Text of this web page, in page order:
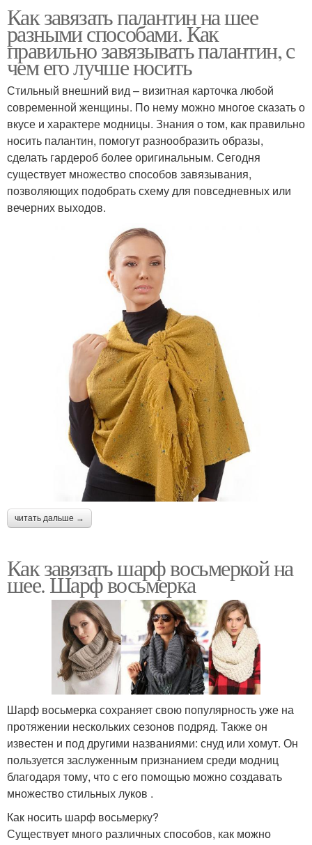
Как завязать палантин на шее
разными способами. Как
правильно завязывать палантин, с
чем его лучше носить
Стильный внешний вид – визитная карточка любой
современной женщины. По нему можно многое сказать о
вкусе и характере модницы. Знания о том, как правильно
носить палантин, помогут разнообразить образы,
сделать гардероб более оригинальным. Сегодня
существует множество способов завязывания,
позволяющих подобрать схему для повседневных или
вечерних выходов.
читать дальше →
Как завязать шарф восьмеркой на
шее. Шарф восьмерка
Шарф восьмерка сохраняет свою популярность уже на
протяжении нескольких сезонов подряд. Также он
известен и под другими названиями: снуд или хомут. Он
пользуется заслуженным признанием среди модниц
благодаря тому, что с его помощью можно создавать
множество стильных луков .
Как носить шарф восьмерку?
Существует много различных способов, как можно